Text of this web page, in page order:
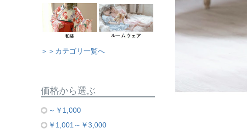
＞＞カテゴリ一覧へ
価格から選ぶ
～￥1,000
￥1,001～￥3,000